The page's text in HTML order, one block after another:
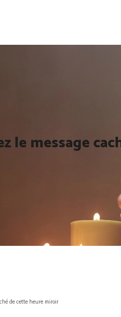
le message
de cette heure miroir